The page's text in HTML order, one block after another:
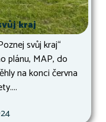
kraj
svůj kraj“
plánu, MAP, do
na konci června